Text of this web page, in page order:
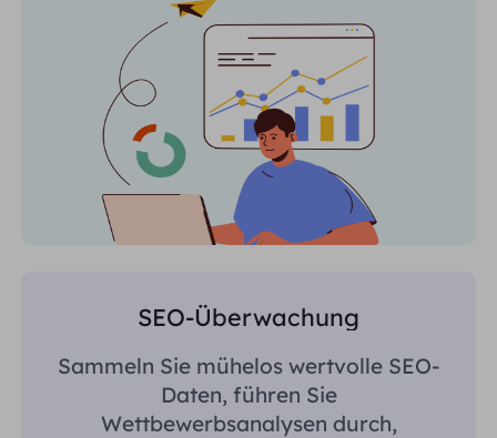
SEO-Überwachung
Sammeln Sie mühelos wertvolle SEO-
Daten, führen Sie
Wettbewerbsanalysen durch,